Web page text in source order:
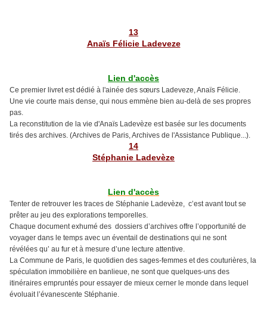
13
Anaïs Félicie Ladeveze
Lien d'accès
Ce premier livret est dédié à l'ainée des sœurs Ladeveze, Anaïs Félicie.
Une vie courte mais dense, qui nous emmène bien au-delà de ses propres
pas.
La reconstitution de la vie d'Anaïs Ladevèze est basée sur les documents
tirés des archives. (Archives de Paris, Archives de l'Assistance Publique...).
14
Stéphanie Ladevèze
Lien d'accès
Tenter de retrouver les traces de Stéphanie Ladevèze, c’est avant tout se
prêter au jeu des explorations temporelles.
Chaque document exhumé des dossiers d’archives offre l’opportunité de
voyager dans le temps avec un éventail de destinations qui ne sont
révélées qu’ au fur et à mesure d’une lecture attentive.
La Commune de Paris, le quotidien des sages-femmes et des couturières, la
spéculation immobilière en banlieue, ne sont que quelques-uns des
itinéraires empruntés pour essayer de mieux cerner le monde dans lequel
évoluait l’évanescente Stéphanie.